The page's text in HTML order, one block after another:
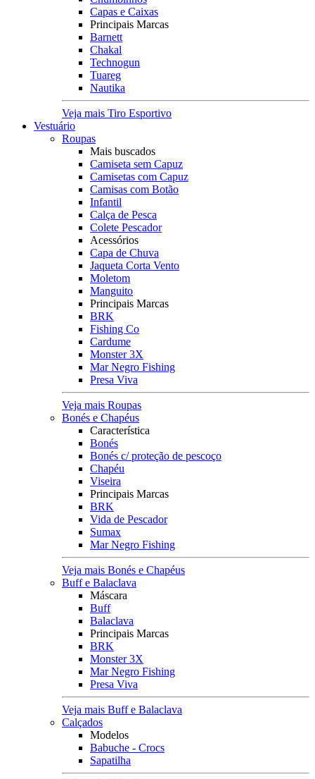
Capas e Caixas
Principais Marcas
Barnett
Chakal
Technogun
Tuareg
Nautika
Veja mais Tiro Esportivo
Vestuário
Roupas
Mais buscados
Camiseta sem Capuz
Camisetas com Capuz
Camisas com Botão
Infantil
Calça de Pesca
Colete Pescador
Acessórios
Capa de Chuva
Jaqueta Corta Vento
Moletom
Manguito
Principais Marcas
BRK
Fishing Co
Cardume
Monster 3X
Mar Negro Fishing
Presa Viva
Veja mais Roupas
Bonés e Chapéus
Característica
Bonés
Bonés c/ proteção de pescoço
Chapéu
Viseira
Principais Marcas
BRK
Vida de Pescador
Sumax
Mar Negro Fishing
Veja mais Bonés e Chapéus
Buff e Balaclava
Máscara
Buff
Balaclava
Principais Marcas
BRK
Monster 3X
Mar Negro Fishing
Presa Viva
Veja mais Buff e Balaclava
Calçados
Modelos
Babuche - Crocs
Sapatilha